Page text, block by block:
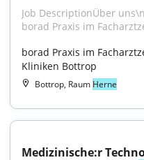
Job DescriptionÜber
borad Praxis im
borad Praxis im
Kliniken Bottrop
Bottrop, Raum Herne
Medizinische:r